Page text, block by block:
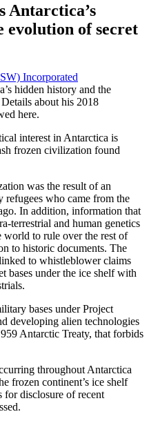
Antarctica’s
evolution of secret
Incorporated
hidden history and the
about his 2018
here.
interest in Antarctica is
frozen civilization found
was the result of an
refugees who came from the
In addition, information that
terrestrial and human genetics
world to rule over the rest of
to historic documents. The
to whistleblower claims
bases under the ice shelf with
bases under Project
developing alien technologies
Antarctic Treaty, that forbids
throughout Antarctica
frozen continent’s ice shelf
for disclosure of recent